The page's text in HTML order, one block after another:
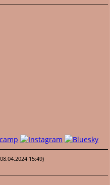
15:49)